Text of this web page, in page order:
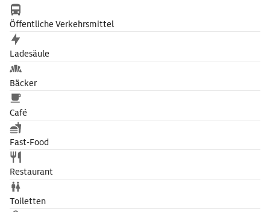
Öffentliche Verkehrsmittel
Ladesäule
Bäcker
Café
Fast-Food
Restaurant
Toiletten